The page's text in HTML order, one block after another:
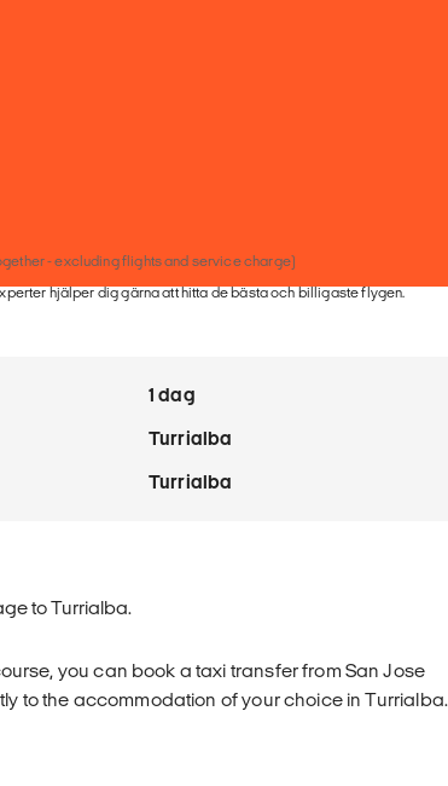
- excluding flights and service charge)
hjälper dig gärna att hitta de bästa och billigaste flygen.
1 dag
Turrialba
Turrialba
to Turrialba.
you can book a taxi transfer from San Jose
to the accommodation of your choice in Turrialba.